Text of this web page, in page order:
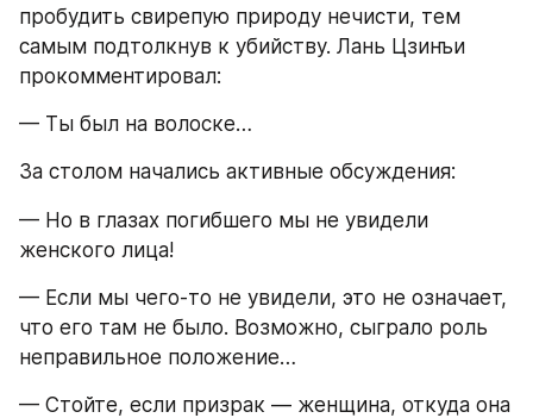
пробудить свирепую природу нечисти, тем
самым подтолкнув к убийству. Лань Цзинъи
прокомментировал:
— Ты был на волоске…
За столом начались активные обсуждения:
— Но в глазах погибшего мы не увидели
женского лица!
— Если мы чего-то не увидели, это не означает,
что его там не было. Возможно, сыграло роль
неправильное положение…
— Стойте, если призрак — женщина, откуда она